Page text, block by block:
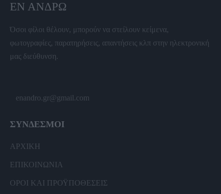
ΕΝ ΆΝΔΡΩ
Όσοι φίλοι θέλουν, μπορούν να στείλουν κείμενα,
φωτογραφίες, παρατηρήσεις, απαντήσεις κλπ στην ηλεκτρονική
μας διεύθυνση.
enandro.gr@gmail.com
ΣΥΝΔΕΣΜΟΙ
ΑΡΧΙΚΗ
ΕΠΙΚΟΙΝΩΝΙΑ
ΟΡΟΙ ΚΑΙ ΠΡΟΫΠΟΘΕΣΕΙΣ